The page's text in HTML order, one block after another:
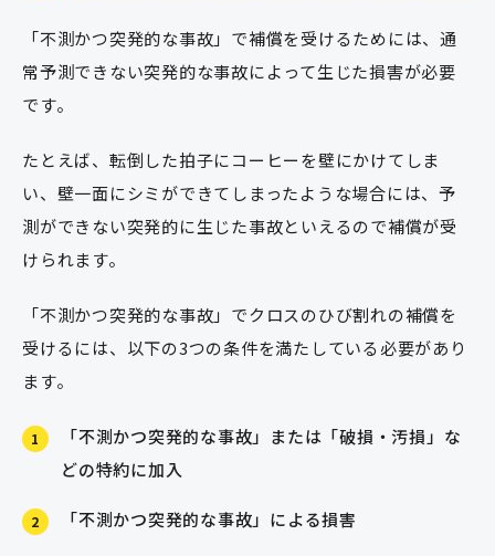
「不測かつ突発的な事故」で補償を受けるためには、通
常予測できない突発的な事故によって生じた損害が必要
です。
たとえば、転倒した拍子にコーヒーを壁にかけてしま
い、壁一面にシミができてしまったような場合には、予
測ができない突発的に生じた事故といえるので補償が受
けられます。
「不測かつ突発的な事故」でクロスのひび割れの補償を
受けるには、以下の3つの条件を満たしている必要があり
ます。
1
「不測かつ突発的な事故」または「破損・汚損」な
どの特約に加入
2 「不測かつ突発的な事故」による損害